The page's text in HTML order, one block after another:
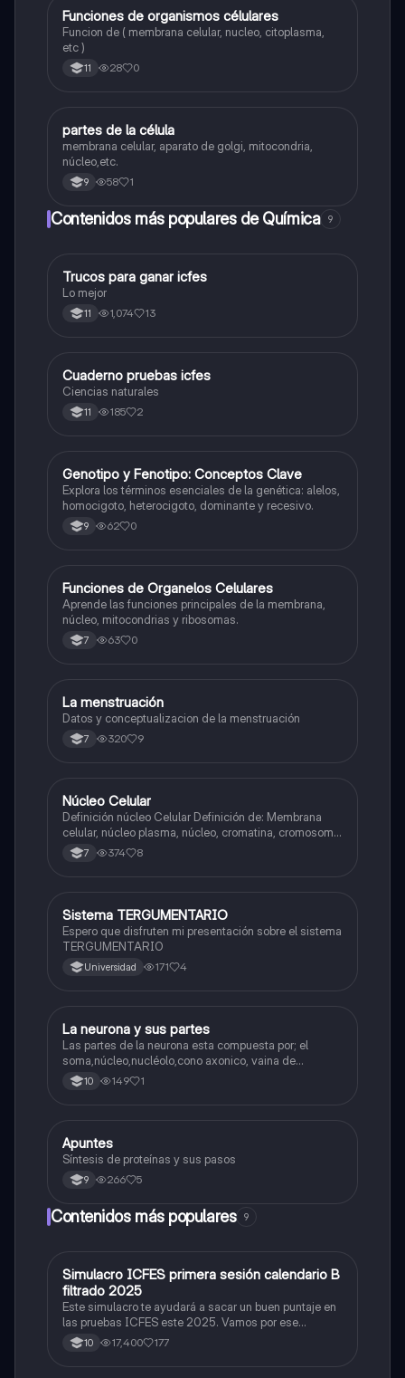
FBiologia
Funciones de organismos célulares
Funcion de ( membrana celular, nucleo, citoplasma,
etc )
11 28 0
PBiologia
partes de la célula
membrana celular, aparato de golgi, mitocondria,
núcleo,etc.
9 58 1
Contenidos más populares de Química 9
Química
Trucos para ganar icfes
Lo mejor
11 1,074 13
Biologia
Cuaderno pruebas icfes
Ciencias naturales
11 185 2
GBiologia
Genotipo y Fenotipo: Conceptos Clave
Explora los términos esenciales de la genética: alelos,
homocigoto, heterocigoto, dominante y recesivo.
9 62 0
FBiologia
Funciones de Organelos Celulares
Aprende las funciones principales de la membrana,
núcleo, mitocondrias y ribosomas.
7 63 0
Biologia
La menstruación
Datos y conceptualizacion de la menstruación
7 320 9
NBiologia
Núcleo Celular
Definición núcleo Celular Definición de: Membrana
celular, núcleo plasma, núcleo, cromatina, cromosoma
Interfase Fases de la interfase
7 374 8
Biologia
Sistema TERGUMENTARIO
Espero que disfruten mi presentación sobre el sistema
TERGUMENTARIO
Universidad 171 4
Biologia
La neurona y sus partes
Las partes de la neurona esta compuesta por; el
soma,núcleo,nucléolo,cono axonico, vaina de
mielina,celula schwan,núcleo de schwann,nódulo de
Ranvier,terminal axonico Arborizacion terminal, botón
10 149 1
Biologia
Apuntes
Síntesis de proteínas y sus pasos
9 266 5
Contenidos más populares 9
ICFES: Matemáticas
Simulacro ICFES primera sesión calendario B
filtrado 2025
Este simulacro te ayudará a sacar un buen puntaje en
las pruebas ICFES este 2025. Vamos por ese
500/500. Y poder ser admitido en la universidad que
quieras, estudiar la carrera que quieres y no la que te
10 17,400 177